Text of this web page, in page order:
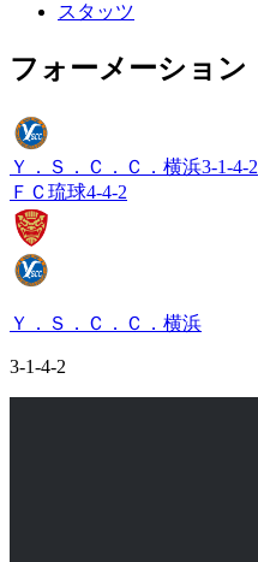
スタッツ
フォーメーション
Ｙ．Ｓ．Ｃ．Ｃ．横浜3-1-4-2
ＦＣ琉球4-4-2
Ｙ．Ｓ．Ｃ．Ｃ．横浜
3-1-4-2